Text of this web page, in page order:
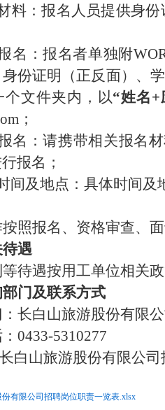
料：报名人员提供身
名：报名者单独附
份证明（正反面）、
个文件夹内，以“姓名+
；
名：请携带相关报名
报名 ；
间及地点：具体时间及
照报名、资格审查、
遇
待遇按用工单位相关政
门及联系方式
长白山旅游股份有限
0433-5310277
长白山旅游股份有限公
份有限公司招聘岗位职责一览表.xlsx